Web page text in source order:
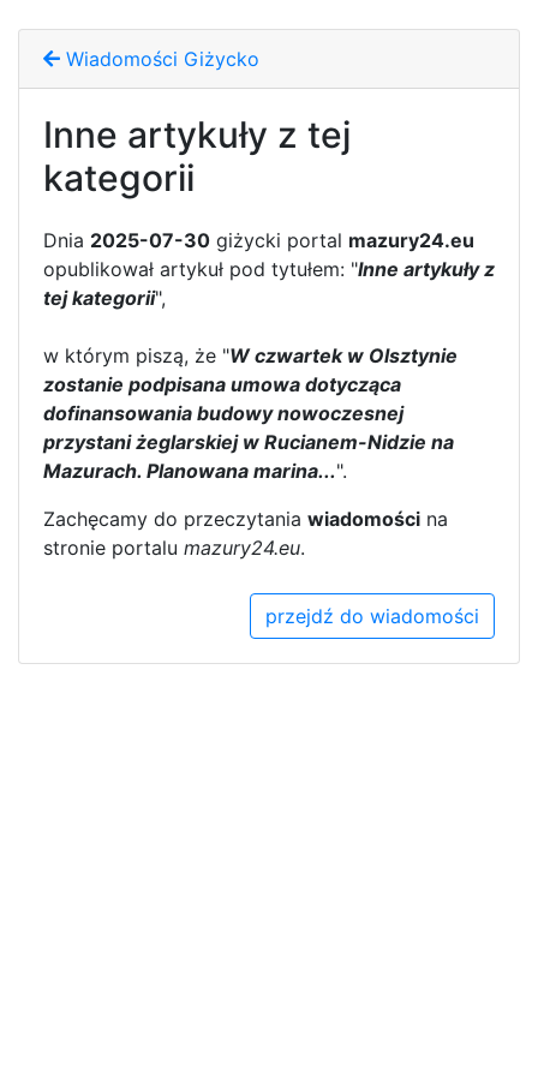
Wiadomości Giżycko
Inne artykuły z tej
kategorii
Dnia 2025-07-30 giżycki portal mazury24.eu
opublikował artykuł pod tytułem: "Inne artykuły z
tej kategorii",
w którym piszą, że "W czwartek w Olsztynie
zostanie podpisana umowa dotycząca
dofinansowania budowy nowoczesnej
przystani żeglarskiej w Rucianem-Nidzie na
Mazurach. Planowana marina...".
Zachęcamy do przeczytania wiadomości na
stronie portalu mazury24.eu.
przejdź do wiadomości